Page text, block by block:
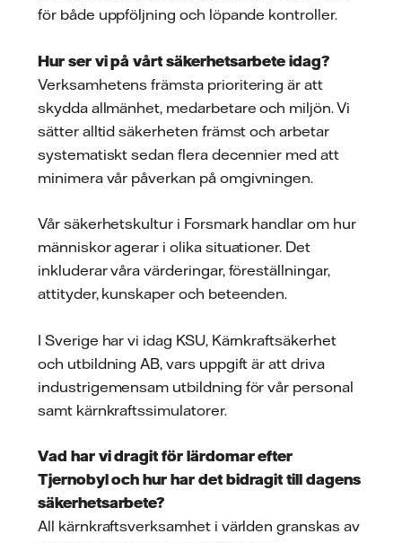
för både uppföljning och löpande kontroller.
Hur ser vi på vårt säkerhetsarbete idag?
Verksamhetens främsta prioritering är att
skydda allmänhet, medarbetare och miljön. Vi
sätter alltid säkerheten främst och arbetar
systematiskt sedan flera decennier med att
minimera vår påverkan på omgivningen.
Vår säkerhetskultur i Forsmark handlar om hur
människor agerar i olika situationer. Det
inkluderar våra värderingar, föreställningar,
attityder, kunskaper och beteenden.
I Sverige har vi idag KSU, Kärnkraftsäkerhet
och utbildning AB, vars uppgift är att driva
industrigemensam utbildning för vår personal
samt kärnkraftssimulatorer.
Vad har vi dragit för lärdomar efter
Tjernobyl och hur har det bidragit till dagens
säkerhetsarbete?
All kärnkraftsverksamhet i världen granskas av